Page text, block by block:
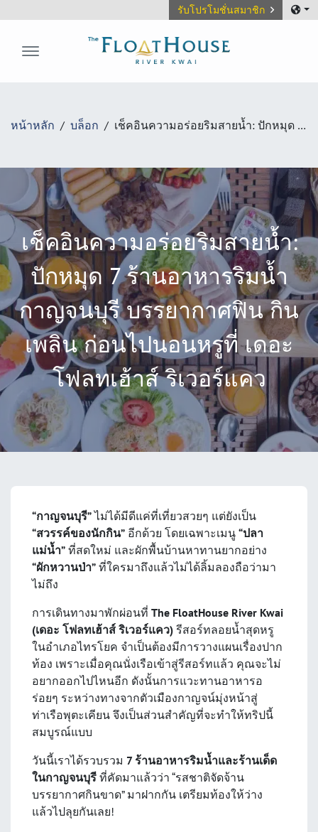
รับโปรโมชั่นสมาชิก
หน้าหลัก บล็อก เช็คอินความอร่อยริมสายน้ำ: ปักหมุด 7 ร้านอาหารริมน้ำกาญจนบุรี บรรยากาศฟิน กินเพลิน ก่อนไปนอนหรูที่ เดอะ โฟลทเฮ้าส์ ริเวอร์แคว
เช็คอินความอร่อยริมสายน้ำ:
ปักหมุด 7 ร้านอาหารริมน้ำ
กาญจนบุรี บรรยากาศฟิน กิน
เพลิน ก่อนไปนอนหรูที่ เดอะ
โฟลทเฮ้าส์ ริเวอร์แคว
“กาญจนบุรี”ไม่ได้มีดีแค่ที่เที่ยวสวยๆ แต่ยังเป็น
“สวรรค์ของนักกิน” อีกด้วย โดยเฉพาะเมนู “ปลา
แม่น้ำ” ที่สดใหม่ และผักพื้นบ้านหาทานยากอย่าง
“ผักหวานป่า” ที่ใครมาถึงแล้วไม่ได้ลิ้มลองถือว่ามา
ไม่ถึง
การเดินทางมาพักผ่อนที่ The FloatHouse River Kwai
(เดอะ โฟลทเฮ้าส์ ริเวอร์แคว) รีสอร์ทลอยน้ำสุดหรู
ในอำเภอไทรโยค จำเป็นต้องมีการวางแผนเรื่องปาก
ท้อง เพราะเมื่อคุณนั่งเรือเข้าสู่รีสอร์ทแล้ว คุณจะไม่
อยากออกไปไหนอีก ดังนั้นการแวะทานอาหารอ
ร่อยๆ ระหว่างทางจากตัวเมืองกาญจน์มุ่งหน้าสู่
ท่าเรือพุตะเคียน จึงเป็นส่วนสำคัญที่จะทำให้ทริปนี้
สมบูรณ์แบบ
วันนี้เราได้รวบรวม 7 ร้านอาหารริมน้ำและร้านเด็ด
ในกาญจนบุรี ที่คัดมาแล้วว่า “รสชาติจัดจ้าน
บรรยากาศกินขาด” มาฝากกัน เตรียมท้องให้ว่าง
แล้วไปลุยกันเลย!